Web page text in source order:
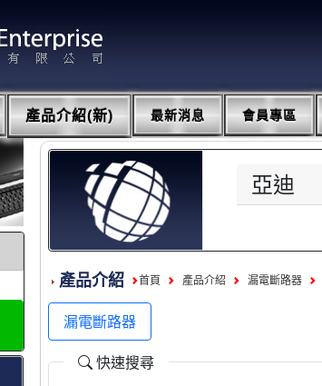
產品介紹(新) 最新消息 會員專區
亞迪
產品介紹 首頁 產品介紹 漏電斷路器
漏電斷路器
快速搜尋